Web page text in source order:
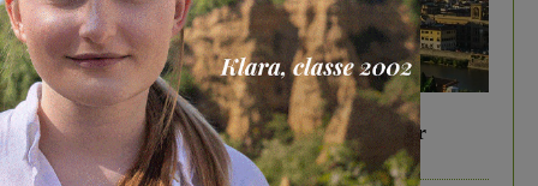
In vetrina 6 Agosto 2026
Gita di famiglia a Firenze: 5 idee per far
divertire i tuoi figli